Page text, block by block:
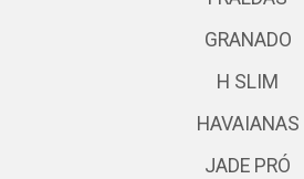
GRANADO
H SLIM
HAVAIANAS
JADE PRÓ